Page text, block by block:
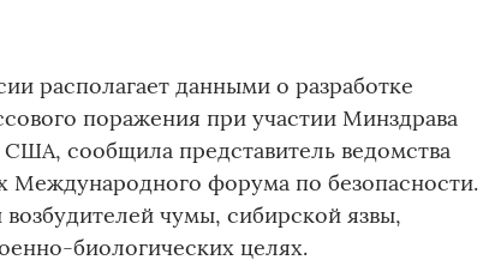
располагает данными о разработке
поражения при участии Минздрава
сообщила представитель ведомства
Международного форума по безопасности.
чумы, сибирской язвы,
биологических целях.